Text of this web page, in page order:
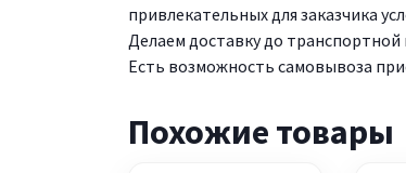
привлекательных для заказчика
Делаем доставку до
Есть возможность самовывоза
Похожие товары